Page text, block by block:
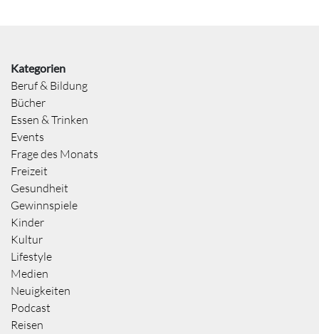
Kategorien
Beruf & Bildung
Bücher
Essen & Trinken
Events
Frage des Monats
Freizeit
Gesundheit
Gewinnspiele
Kinder
Kultur
Lifestyle
Medien
Neuigkeiten
Podcast
Reisen